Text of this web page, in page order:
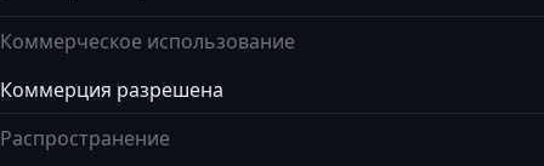
Коммерческое использование
Коммерция разрешена
Распространение